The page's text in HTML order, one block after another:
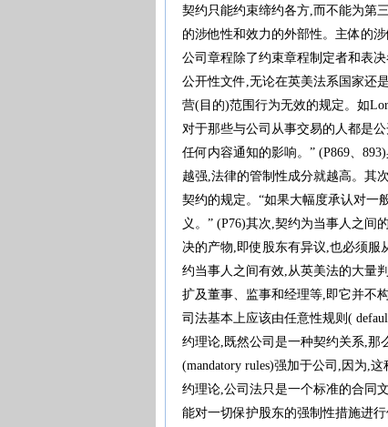
契约只能约束缔约各方,而不能为第
的涉他性和效力的外部性。主体的
公司章程除了约束章程制定者和表
公开性文件,无论在英美法系国家还
营(目的)范围行为无效的规定。如
对于那些与公司从事交易的人都是
任何内容通知的影响。” (P869、
越强,法律的管制性成分就越高。其
契约的规定。“如果大幅度承认对一
义。” (P76)其次,契约为当事人之间
决的产物,即使股东有异议,也必须服
约当事人之间有效,从英美法的大量
扩及董事、监事和经理等,即它并不
司法基本上应该由任意性规则(
约理论,既然公司是一种契约关系,那
(mandatory rules)强加于公司,因为,
约理论,公司法只是一个标准的合同
能对一切保护股东的强制性措施进